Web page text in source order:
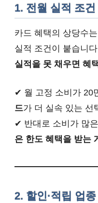
1. 전월 실적 조건
카드 혜택의 상당수
실적 조건이 붙습니
실적을 못 채우면 혜
✔ 월 고정 소비가 20
드가 더 실속 있는 선
✔ 반대로 소비가 많
은 한도 혜택을 받는
2. 할인·적립 업